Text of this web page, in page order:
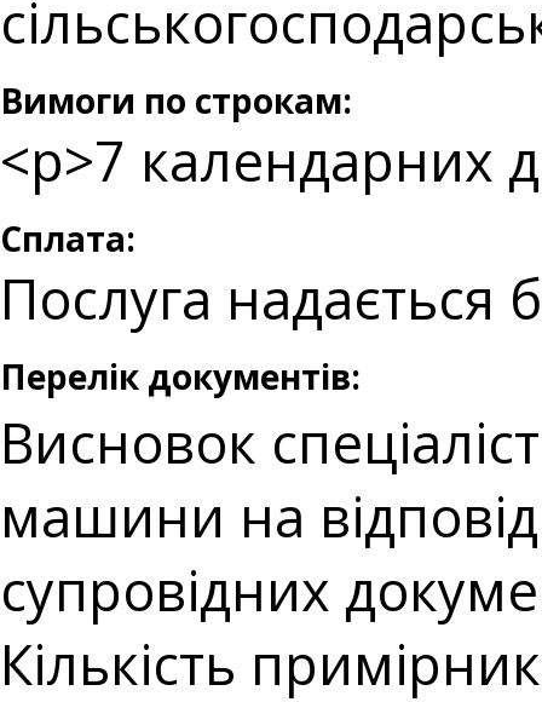
Вимоги по строкам:
<p>7 календарних
Сплата:
Послуга надається
Перелік документів:
Висновок
машини на
супровідних
Кількість